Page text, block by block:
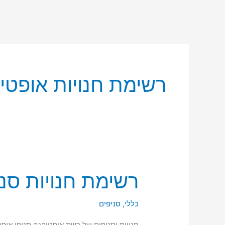
רשימת חנויות
רשימת חנויות
כללי, סניפים
רשימת
חנויות
סניפי